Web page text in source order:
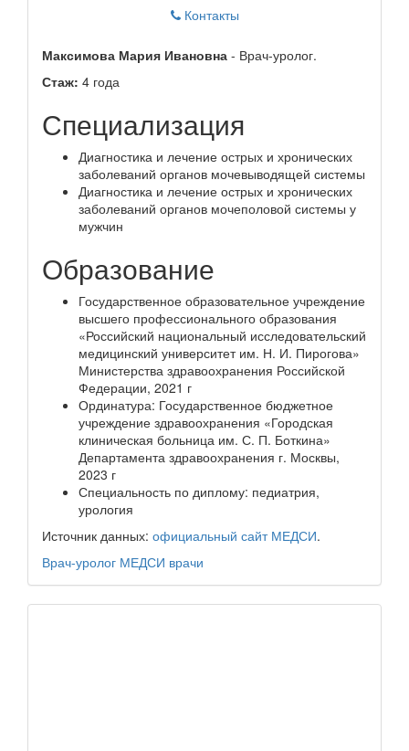
Контакты
Максимова Мария Ивановна - Врач-уролог.
Стаж: 4 года
Специализация
Диагностика и лечение острых и хронических
заболеваний органов мочевыводящей системы
Диагностика и лечение острых и хронических
заболеваний органов мочеполовой системы у
мужчин
Образование
Государственное образовательное учреждение
высшего профессионального образования
«Российский национальный исследовательский
медицинский университет им. Н. И. Пирогова»
Министерства здравоохранения Российской
Федерации, 2021 г
Ординатура: Государственное бюджетное
учреждение здравоохранения «Городская
клиническая больница им. С. П. Боткина»
Департамента здравоохранения г. Москвы,
2023 г
Специальность по диплому: педиатрия,
урология
Источник данных: официальный сайт МЕДСИ.
Врач-уролог МЕДСИ врачи